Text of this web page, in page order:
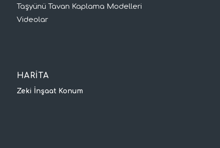
Taşyünü Tavan Kaplama Modelleri
Videolar
HARİTA
Zeki İnşaat Konum